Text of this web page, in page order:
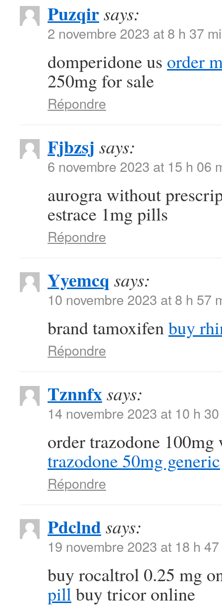
Puzqirsays:
2 novembre 2023 at 8 h 37
domperidone us order
250mg for sale
Répondre
Fjbzsj says:
6 novembre 2023 at 15 h 06
aurogra without
estrace 1mg pills
Répondre
Yyemcq says:
10 novembre 2023 at 8 h 57
brand tamoxifenbuy
Répondre
Tznnfxsays:
14 novembre 2023 at 10 h
order trazodone
trazodone 50mg generic
Répondre
Pdclndsays:
19 novembre 2023 at 18 h
buy rocaltrol 0.25 mg
pillbuy tricor online